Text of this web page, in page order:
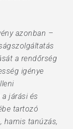
azonban –
a rendőrség
igénye
járási és
tartozó
hamis tanúzás,